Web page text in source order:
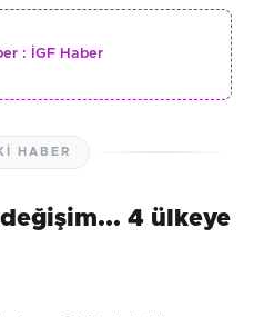
: İGF Haber
HABER
4 ülkeye